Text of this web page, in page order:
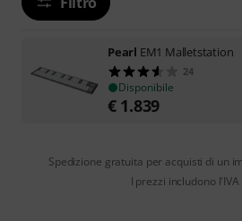
Pearl EM1 Malletstation
24
Disponibile
€ 1.839
Spedizione gratuita per acquisti di un
I prezzi includono l'IVA